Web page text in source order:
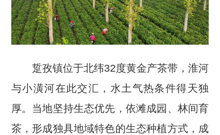
踅孜镇位于北纬32度黄金产茶带，淮河
与小潢河在此交汇，水土气热条件得天独
厚。当地坚持生态优先，依滩成园、林间育
茶，形成独具地域特色的生态种植方式，成